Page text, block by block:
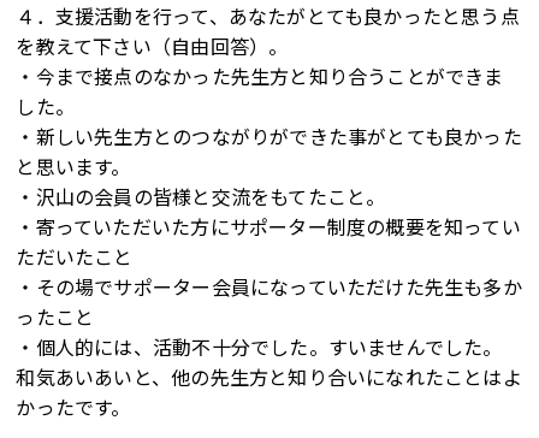
４．支援活動を行って、あなたがとても良かったと思う点
を教えて下さい（自由回答）。
・今まで接点のなかった先生方と知り合うことができま
した。
・新しい先生方とのつながりができた事がとても良かった
と思います。
・沢山の会員の皆様と交流をもてたこと。
・寄っていただいた方にサポーター制度の概要を知ってい
ただいたこと
・その場でサポーター会員になっていただけた先生も多か
ったこと
・個人的には、活動不十分でした。すいませんでした。
和気あいあいと、他の先生方と知り合いになれたことはよ
かったです。